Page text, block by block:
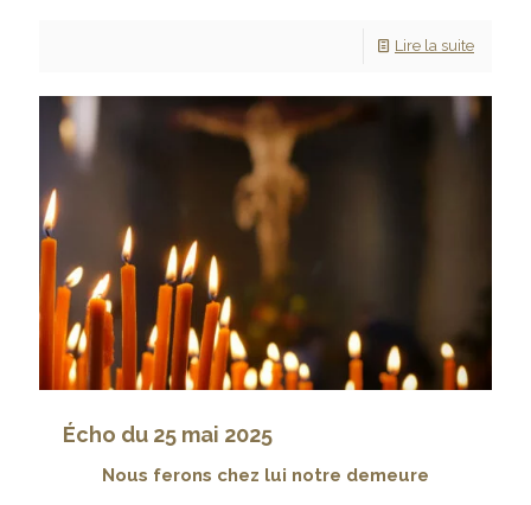
Lire la suite
Écho du 25 mai 2025
Nous ferons chez lui notre demeure